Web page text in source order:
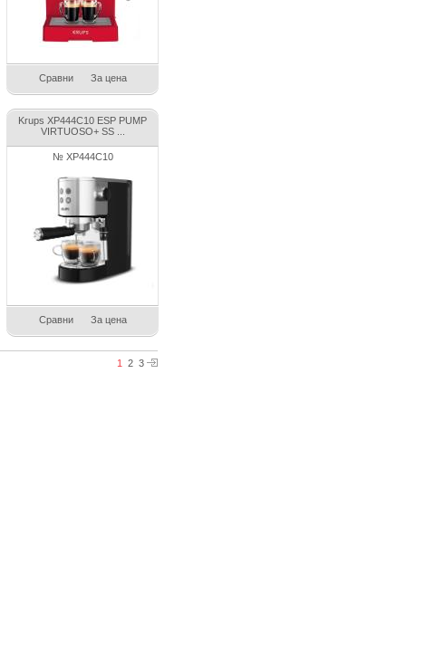
Сравни За цена
Krups XP444C10 ESP PUMP
VIRTUOSO+ SS ...
№ XP444C10
Сравни За цена
1 2 3